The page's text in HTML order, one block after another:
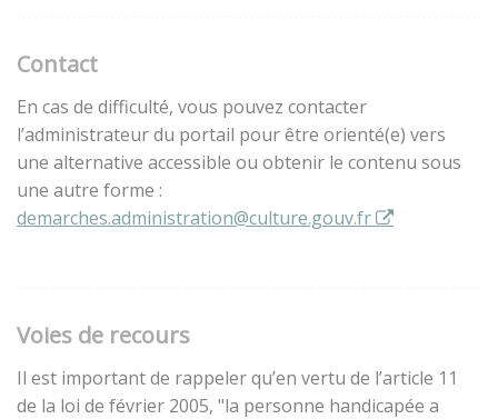
Contact
En cas de difficulté, vous pouvez contacter
l’administrateur du portail pour être orienté(e) vers
une alternative accessible ou obtenir le contenu sous
une autre forme :
demarches.administration@culture.gouv.fr
Voies de recours
Il est important de rappeler qu’en vertu de l’article 11
de la loi de février 2005, "la personne handicapée a